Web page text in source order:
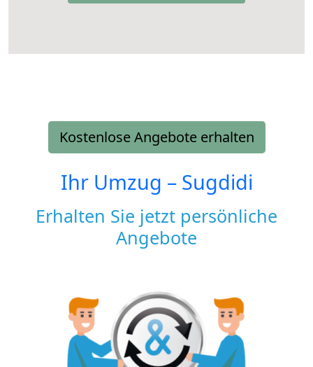
Kostenlose Angebote erhalten
Ihr Umzug – Sugdidi
Erhalten Sie jetzt persönliche
Angebote